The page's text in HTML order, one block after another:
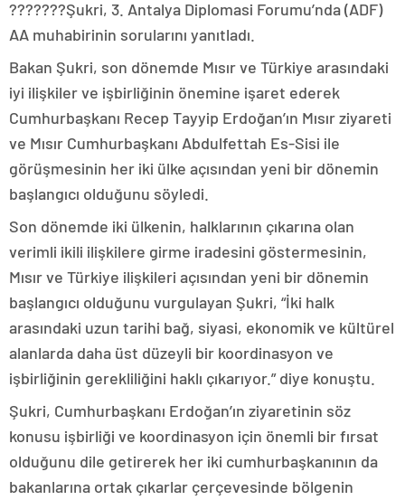
???????Şukri, 3. Antalya Diplomasi Forumu’nda (ADF)
AA muhabirinin sorularını yanıtladı.
Bakan Şukri, son dönemde Mısır ve Türkiye arasındaki
iyi ilişkiler ve işbirliğinin önemine işaret ederek
Cumhurbaşkanı Recep Tayyip Erdoğan’ın Mısır ziyareti
ve Mısır Cumhurbaşkanı Abdulfettah Es-Sisi ile
görüşmesinin her iki ülke açısından yeni bir dönemin
başlangıcı olduğunu söyledi.
Son dönemde iki ülkenin, halklarının çıkarına olan
verimli ikili ilişkilere girme iradesini göstermesinin,
Mısır ve Türkiye ilişkileri açısından yeni bir dönemin
başlangıcı olduğunu vurgulayan Şukri, “İki halk
arasındaki uzun tarihi bağ, siyasi, ekonomik ve kültürel
alanlarda daha üst düzeyli bir koordinasyon ve
işbirliğinin gerekliliğini haklı çıkarıyor.” diye konuştu.
Şukri, Cumhurbaşkanı Erdoğan’ın ziyaretinin söz
konusu işbirliği ve koordinasyon için önemli bir fırsat
olduğunu dile getirerek her iki cumhurbaşkanının da
bakanlarına ortak çıkarlar çerçevesinde bölgenin